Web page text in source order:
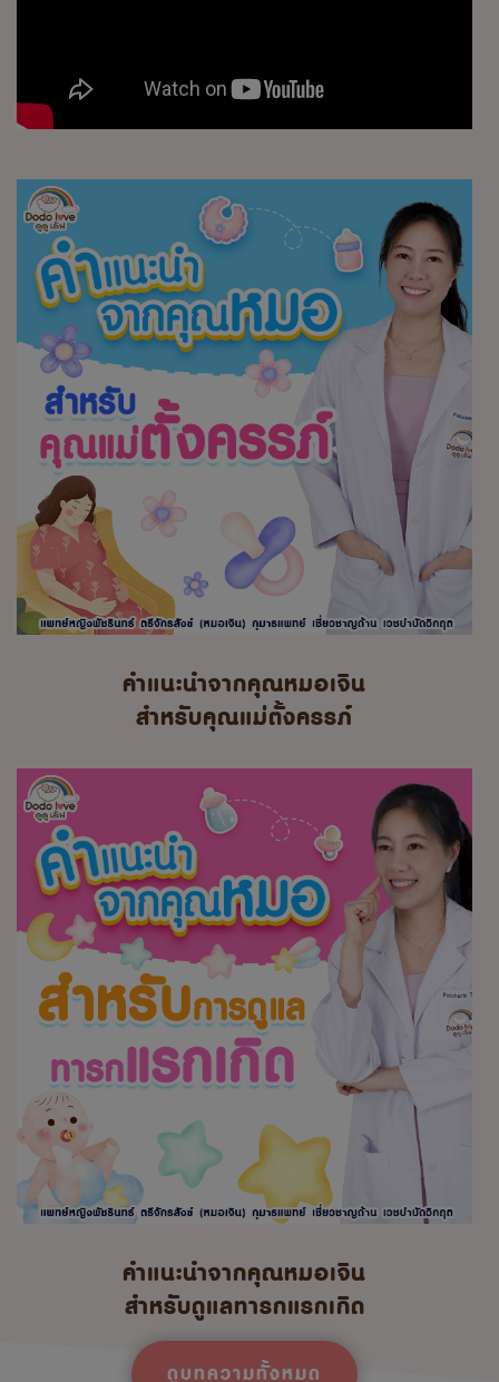
คำแนะนำจากคุณหมอเจิน
สำหรับคุณแม่ตั้งครรภ์
คำแนะนำจากคุณหมอเจิน
สำหรับดูแลทารกแรกเกิด
ดูบทความทั้งหมด